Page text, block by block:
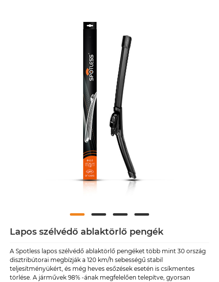
Lapos szélvédő ablaktörlő pengék
A Spotless lapos szélvédő ablaktörlő pengéket több mint 30 ország
disztribútorai megbízják a 120 km/h sebességű stabil
teljesítményükért, és még heves esőzések esetén is csíkmentes
törlése. A járművek 98% -ának megfelelően telepítve, gyorsan